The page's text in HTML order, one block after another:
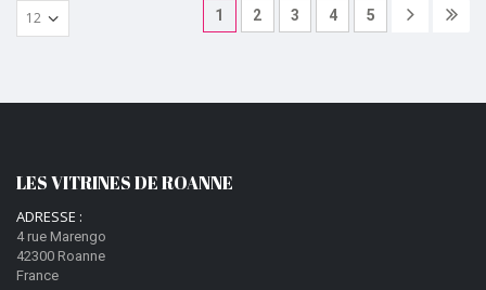
1 2 3 4 5
LES VITRINES DE ROANNE
ADRESSE :
4 rue Marengo
42300 Roanne
France